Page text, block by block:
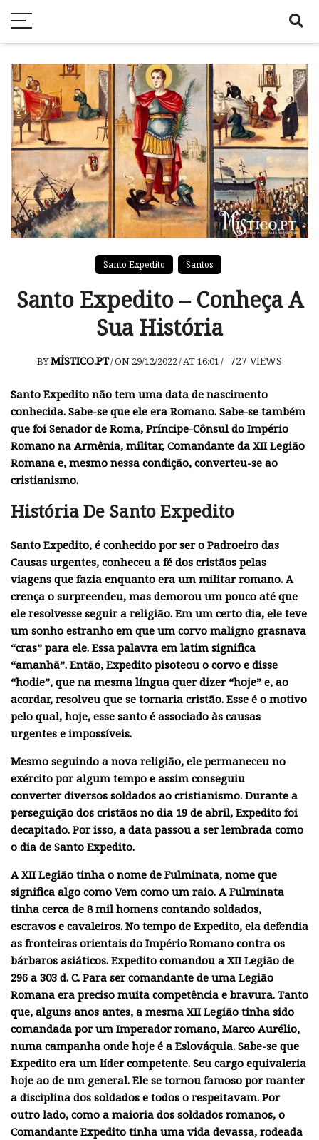
Santo Expedito Santos
Santo Expedito – Conheça A
Sua História
BYMÍSTICO.PT/ON 29/12/2022/AT 16:01/ 727 VIEWS
Santo Expedito não tem uma data de nascimento
conhecida. Sabe-se que ele era Romano. Sabe-se também
que foi Senador de Roma, Príncipe-Cônsul do Império
Romano na Armênia, militar, Comandante da XII Legião
Romana e, mesmo nessa condição, converteu-se ao
cristianismo.
História De Santo Expedito
Santo Expedito, é conhecido por ser o Padroeiro das
Causas urgentes, conheceu a fé dos cristãos pelas
viagens que fazia enquanto era um militar romano. A
crença o surpreendeu, mas demorou um pouco até que
ele resolvesse seguir a religião. Em um certo dia, ele teve
um sonho estranho em que um corvo maligno grasnava
“cras” para ele. Essa palavra em latim significa
“amanhã”. Então, Expedito pisoteou o corvo e disse
“hodie”, que na mesma língua quer dizer “hoje” e, ao
acordar, resolveu que se tornaria cristão. Esse é o motivo
pelo qual, hoje, esse santo é associado às causas
urgentes e impossíveis.
Mesmo seguindo a nova religião, ele permaneceu no
exército por algum tempo e assim conseguiu
converter diversos soldados ao cristianismo. Durante a
perseguição dos cristãos no dia 19 de abril, Expedito foi
decapitado. Por isso, a data passou a ser lembrada como
o dia de Santo Expedito.
A XII Legião tinha o nome de Fulminata, nome que
significa algo como Vem como um raio. A Fulminata
tinha cerca de 8 mil homens contando soldados,
escravos e cavaleiros. No tempo de Expedito, ela defendia
as fronteiras orientais do Império Romano contra os
bárbaros asiáticos. Expedito comandou a XII Legião de
296 a 303 d. C. Para ser comandante de uma Legião
Romana era preciso muita competência e bravura. Tanto
que, alguns anos antes, a mesma XII Legião tinha sido
comandada por um Imperador romano, Marco Aurélio,
numa campanha onde hoje é a Eslováquia. Sabe-se que
Expedito era um líder competente. Seu cargo equivaleria
hoje ao de um general. Ele se tornou famoso por manter
a disciplina dos soldados e todos o respeitavam. Por
outro lado, como a maioria dos soldados romanos, o
Comandante Expedito tinha uma vida devassa, rodeada